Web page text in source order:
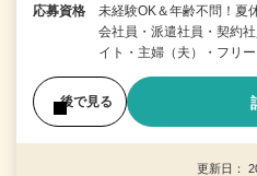
応募資格
未経験OK＆年齢不問！夏
会社員・派遣社員・契約
イト・主婦（夫）・フリ
後で見る
更新日：